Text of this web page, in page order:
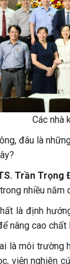
Các nhà
đâu là
Trần Trọng
nhiều năm
là định
nâng cao
là môi trường
viện nghiên